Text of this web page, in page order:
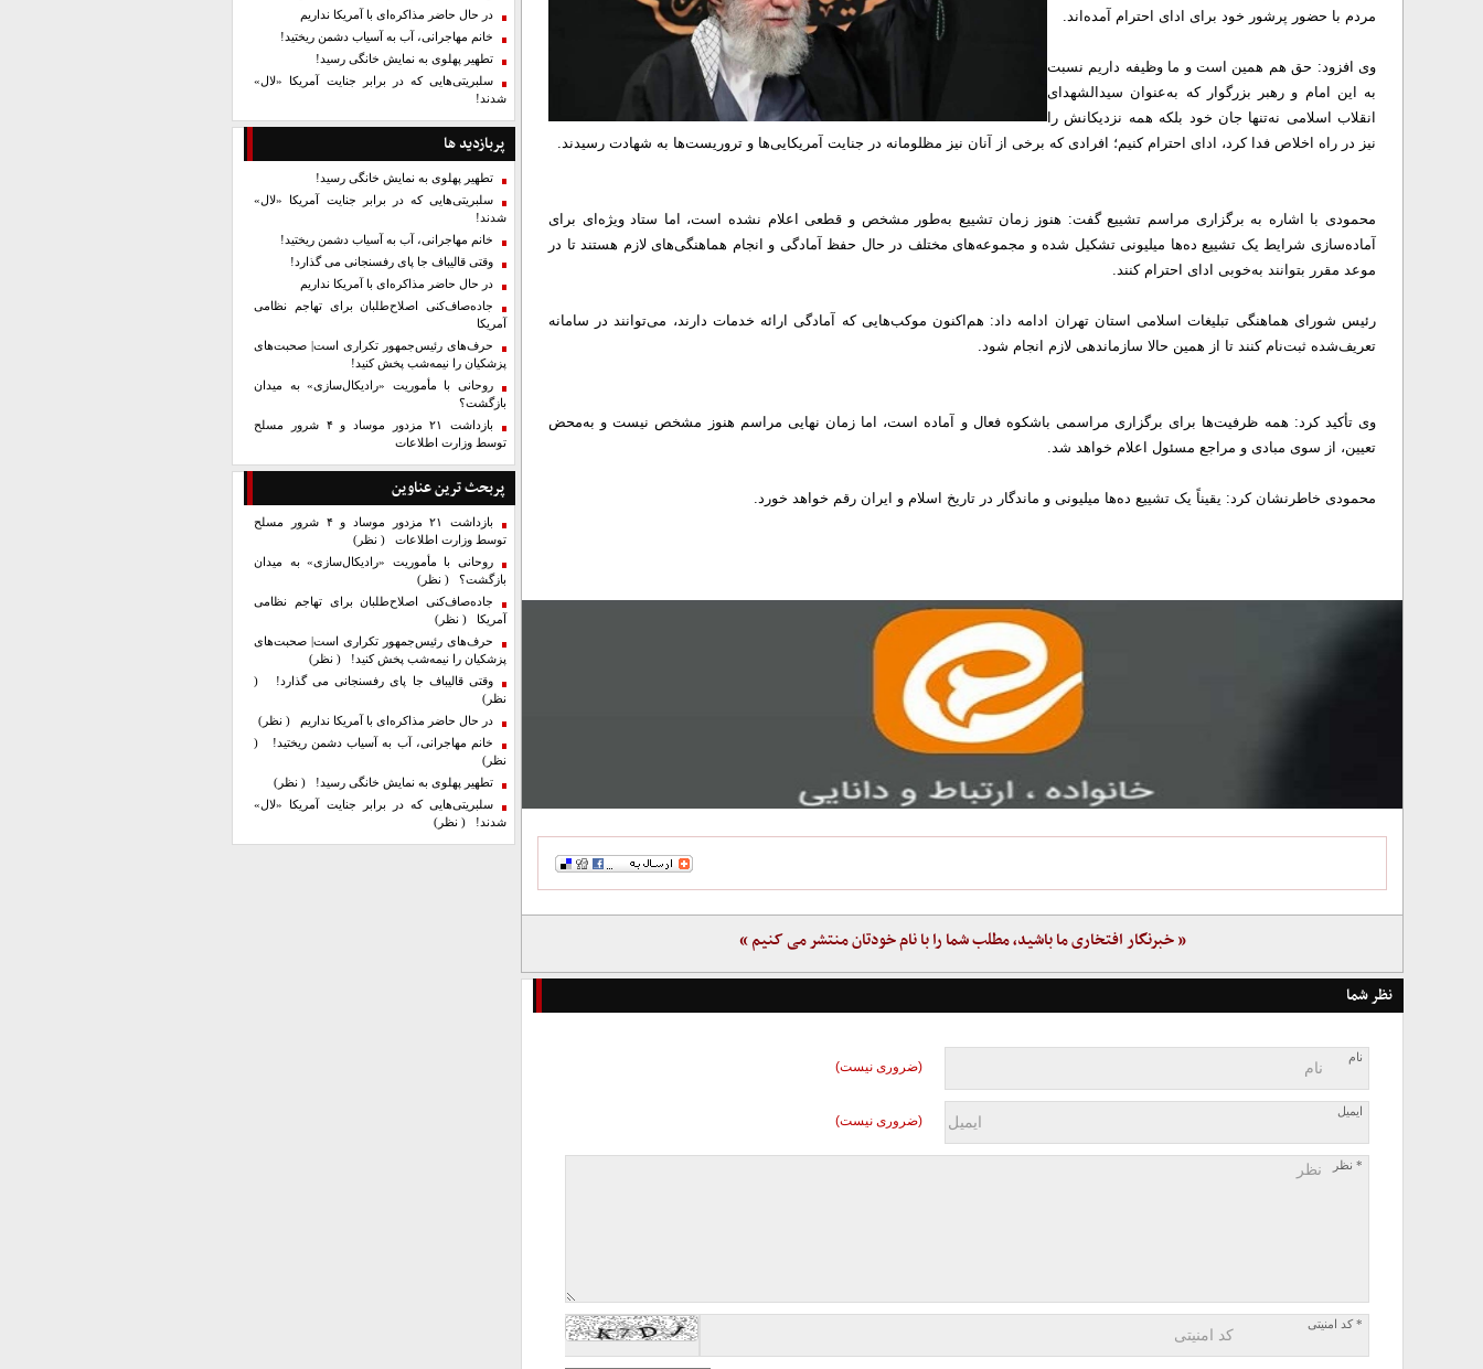
مردم با حضور پرشور خود برای ادای احترام آمده‌اند.
وی افزود: حق هم همین است و ما وظیفه داریم نسبت
به این امام و رهبر بزرگوار که به‌عنوان سیدالشهدای
انقلاب اسلامی نه‌تنها جان خود بلکه همه نزدیکانش را
نیز در راه اخلاص فدا کرد، ادای احترام کنیم؛ افرادی که برخی از آنان نیز مظلومانه در جنایت آمریکایی‌ها و تروریست‌ها به شهادت رسیدند.
محمودی با اشاره به برگزاری مراسم تشییع گفت: هنوز زمان تشییع به‌طور مشخص و قطعی اعلام نشده است، اما ستاد ویژه‌ای برای
آماده‌سازی شرایط یک تشییع ده‌ها میلیونی تشکیل شده و مجموعه‌های مختلف در حال حفظ آمادگی و انجام هماهنگی‌های لازم هستند تا در
موعد مقرر بتوانند به‌خوبی ادای احترام کنند.
رئیس شورای هماهنگی تبلیغات اسلامی استان تهران ادامه داد: هم‌اکنون موکب‌هایی که آمادگی ارائه خدمات دارند، می‌توانند در سامانه
تعریف‌شده ثبت‌نام کنند تا از همین حالا سازماندهی لازم انجام شود.
وی تأکید کرد: همه ظرفیت‌ها برای برگزاری مراسمی باشکوه فعال و آماده است، اما زمان نهایی مراسم هنوز مشخص نیست و به‌محض
تعیین، از سوی مبادی و مراجع مسئول اعلام خواهد شد.
محمودی خاطرنشان کرد: یقیناً یک تشییع ده‌ها میلیونی و ماندگار در تاریخ اسلام و ایران رقم خواهد خورد.
« خبرنگار افتخاری ما باشید، مطلب شما را با نام خودتان منتشر می کنیم »
نظر شما
نام
(ضروری نیست)
ایمیل
(ضروری نیست)
* نظر
* کد امنیتی
در حال حاضر مذاکره‌ای با آمریکا نداریم
خانم مهاجرانی، آب به آسیاب دشمن ریختید!
تطهیر پهلوی به نمایش خانگی رسید!
سلبریتی‌هایی که در برابر جنایت آمریکا «لال»
شدند!
پربازدید ها
تطهیر پهلوی به نمایش خانگی رسید!
سلبریتی‌هایی که در برابر جنایت آمریکا «لال»
شدند!
خانم مهاجرانی، آب به آسیاب دشمن ریختید!
وقتی قالیباف جا پای رفسنجانی می گذارد!
در حال حاضر مذاکره‌ای با آمریکا نداریم
جاده‌صاف‌کنی اصلاح‌طلبان برای تهاجم نظامی
آمریکا
حرف‌های رئیس‌جمهور تکراری است| صحبت‌های
پزشکیان را نیمه‌شب پخش کنید!
روحانی با مأموریت «رادیکال‌سازی» به میدان
بازگشت؟
بازداشت ۲۱ مزدور موساد و ۴ شرور مسلح
توسط وزارت اطلاعات
پربحث ترین عناوین
بازداشت ۲۱ مزدور موساد و ۴ شرور مسلح
توسط وزارت اطلاعات ( نظر)
روحانی با مأموریت «رادیکال‌سازی» به میدان
بازگشت؟ ( نظر)
جاده‌صاف‌کنی اصلاح‌طلبان برای تهاجم نظامی
آمریکا ( نظر)
حرف‌های رئیس‌جمهور تکراری است| صحبت‌های
پزشکیان را نیمه‌شب پخش کنید! ( نظر)
وقتی قالیباف جا پای رفسنجانی می گذارد! (
نظر)
در حال حاضر مذاکره‌ای با آمریکا نداریم ( نظر)
خانم مهاجرانی، آب به آسیاب دشمن ریختید! (
نظر)
تطهیر پهلوی به نمایش خانگی رسید! ( نظر)
سلبریتی‌هایی که در برابر جنایت آمریکا «لال»
شدند! ( نظر)